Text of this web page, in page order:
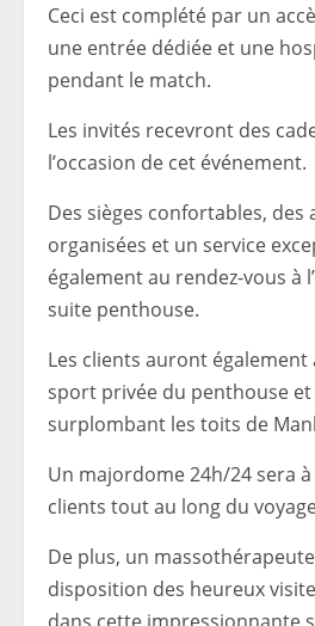
Ceci est complété par un
une entrée dédiée et une
pendant le match.
Les invités recevront des
l’occasion de cet événement.
Des sièges confortables, des
organisées et un service
également au rendez-vous à
suite penthouse.
Les clients auront également
sport privée du penthouse
surplombant les toits de
Un majordome 24h/24 sera
clients tout au long du
De plus, un
disposition des heureux